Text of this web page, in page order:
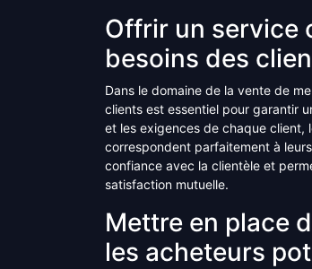
Offrir un service
besoins des
Dans le domaine de la vente de
clients est essentiel pour garantir
et les exigences de chaque client,
correspondent parfaitement à
confiance avec la clientèle et
satisfaction mutuelle.
Mettre en place
les acheteurs